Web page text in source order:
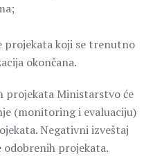
koji se trenutno
okončana.
projekata Ministarstvo će
(monitoring i evaluaciju)
Negativni izveštaj
projekata.